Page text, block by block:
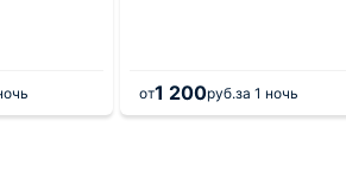
от1 200руб.за 1 ночь